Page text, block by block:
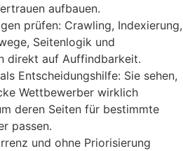
aufbauen.
prüfen: Crawling, Indexierung,
Seitenlogik und
direkt auf Auffindbarkeit.
Entscheidungshilfe: Sie sehen,
Wettbewerber wirklich
deren Seiten für bestimmte
passen.
und ohne Priorisierung